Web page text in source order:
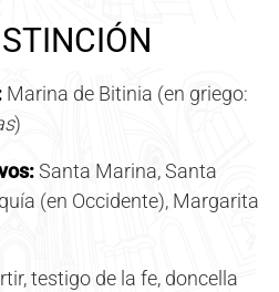
Marina de Bitinia (en griego:
)
Santa Marina, Santa
(en Occidente), Margarita
testigo de la fe, doncella